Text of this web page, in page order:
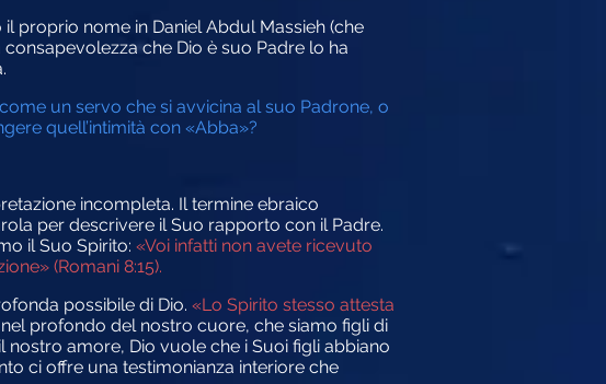
proprio nome in Daniel Abdul Massieh (che
consapevolezza che Dio è suo Padre lo ha
un servo che si avvicina al suo Padrone, o
quell’intimità con «Abba»?
incompleta. Il termine ebraico
per descrivere il Suo rapporto con il Padre.
il Suo Spirito: «Voi infatti non avete ricevuto
(Romani 8:15).
possibile di Dio. «Lo Spirito stesso attesta
profondo del nostro cuore, che siamo figli di
amore, Dio vuole che i Suoi figli abbiano
ci offre una testimonianza interiore che